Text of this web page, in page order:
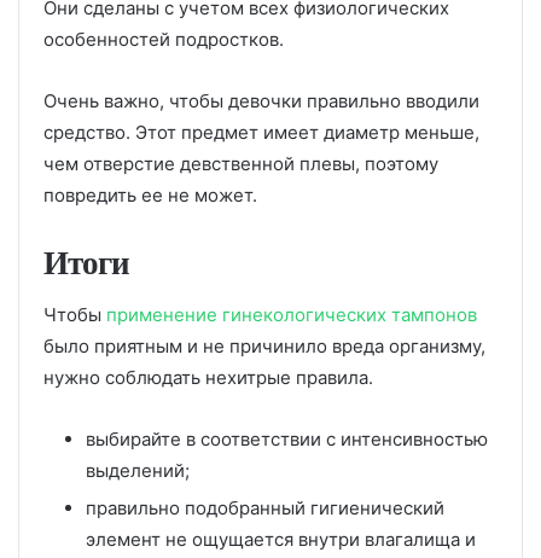
Они сделаны с учетом всех физиологических
особенностей подростков.
Очень важно, чтобы девочки правильно вводили
средство. Этот предмет имеет диаметр меньше,
чем отверстие девственной плевы, поэтому
повредить ее не может.
Итоги
Чтобы применение гинекологических тампонов
было приятным и не причинило вреда организму,
нужно соблюдать нехитрые правила.
выбирайте в соответствии с интенсивностью
выделений;
правильно подобранный гигиенический
элемент не ощущается внутри влагалища и